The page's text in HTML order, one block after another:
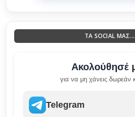
ΤΑ SOCIAL ΜΑΣ...
Ακολούθησέ
για να μη χάνεις δωρεάν
Telegram